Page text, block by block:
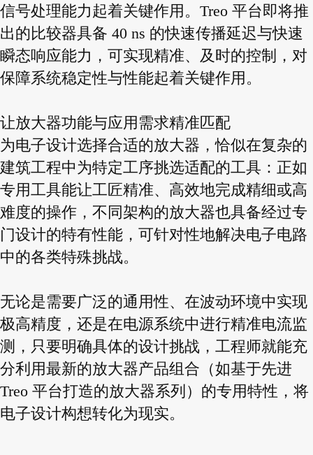
信号处理能力起着关键作用。Treo 平台即将推
出的比较器具备 40 ns 的快速传播延迟与快速
瞬态响应能力，可实现精准、及时的控制，对
保障系统稳定性与性能起着关键作用。
让放大器功能与应用需求精准匹配
为电子设计选择合适的放大器，恰似在复杂的
建筑工程中为特定工序挑选适配的工具：正如
专用工具能让工匠精准、高效地完成精细或高
难度的操作，不同架构的放大器也具备经过专
门设计的特有性能，可针对性地解决电子电路
中的各类特殊挑战。
无论是需要广泛的通用性、在波动环境中实现
极高精度，还是在电源系统中进行精准电流监
测，只要明确具体的设计挑战，工程师就能充
分利用最新的放大器产品组合（如基于先进
Treo 平台打造的放大器系列）的专用特性，将
电子设计构想转化为现实。